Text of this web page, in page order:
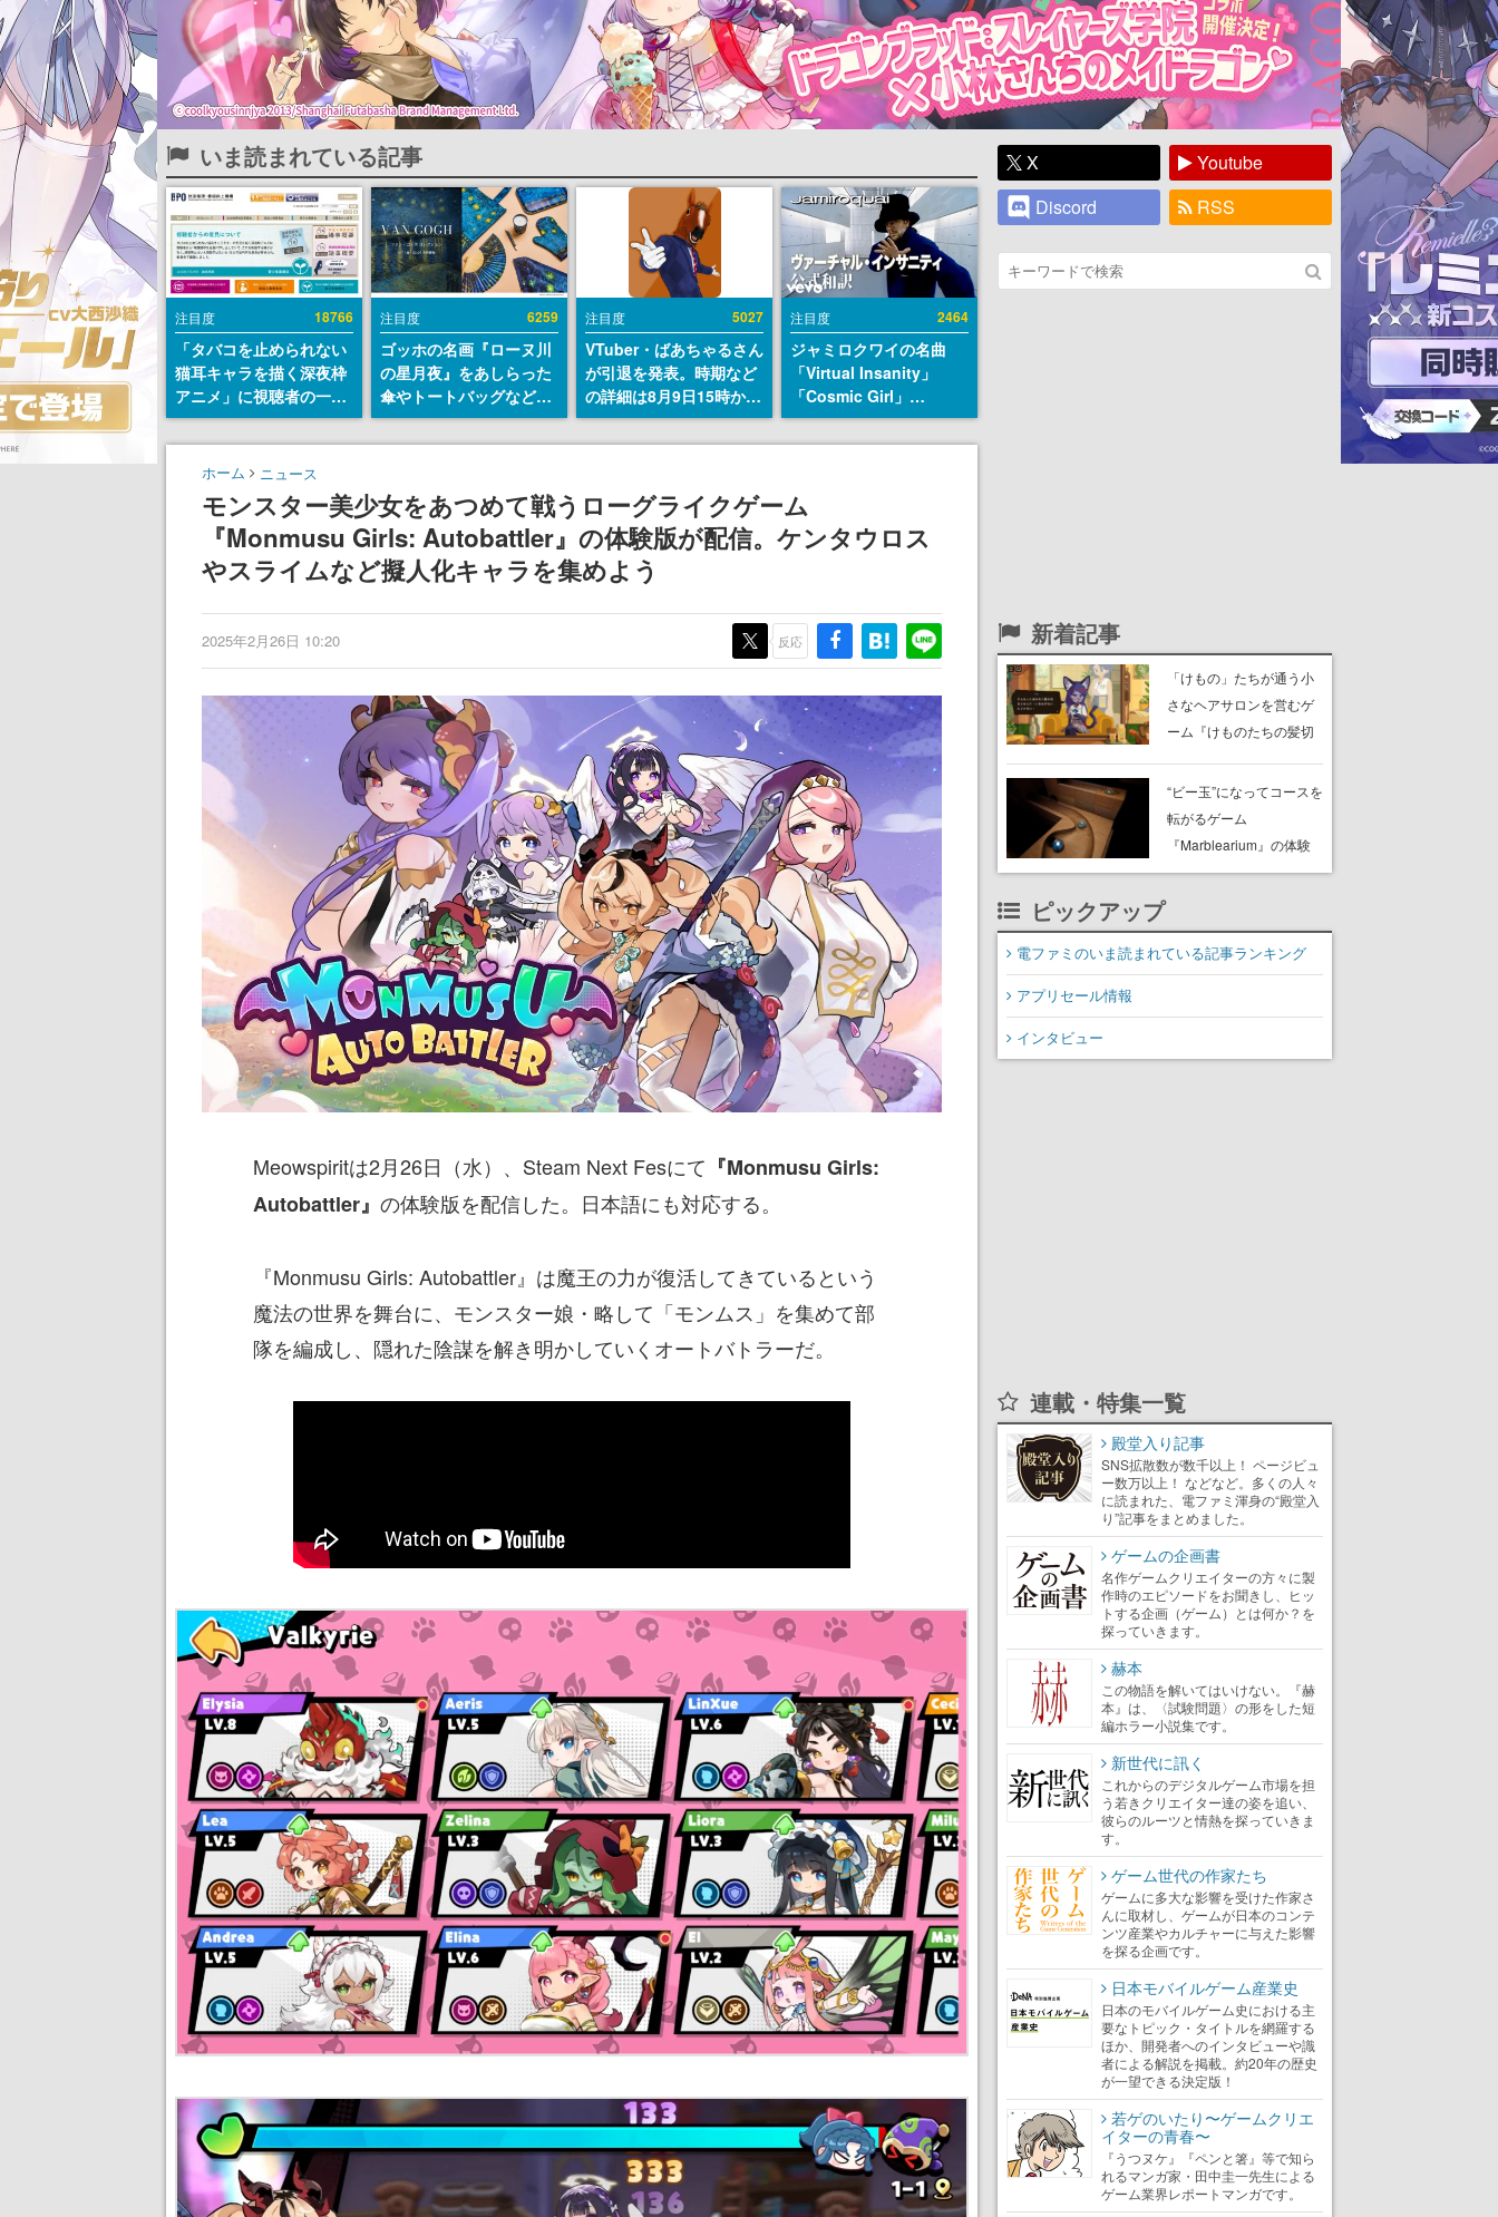
いま読まれている記事
注目度 18766
「タバコを止められない
猫耳キャラを描く深夜枠
アニメ」に視聴者の一部
から批判意見。違法薬物
の使用と思しき描写も含
めて、BPOが議論を交わ
注目度 6259
ゴッホの名画『ローヌ川
の星月夜』をあしらった
傘やトートバッグなどが
登場。8月7日21時より2
日間限定で予約販売
注目度 5027
VTuber・ばあちゃるさん
が引退を発表。時期など
の詳細は8月9日15時から
の配信で説明
注目度 2464
ジャミロクワイの名曲
「Virtual Insanity」
「Cosmic Girl」
「Canned Heat」公式日
本語字幕付きMVがいき
りとなる日本公演を記念
して
ホーム ニュース
モンスター美少女をあつめて戦うローグライクゲーム
『Monmusu Girls: Autobattler』の体験版が配信。ケンタウロス
やスライムなど擬人化キャラを集めよう
2025年2月26日 10:20 反応
Meowspiritは2月26日（水）、Steam Next Fesにて 『Monmusu Girls:
Autobattler』 の体験版を配信した。日本語にも対応する。
『Monmusu Girls: Autobattler』は魔王の力が復活してきているという
魔法の世界を舞台に、モンスター娘・略して「モンムス」を集めて部
隊を編成し、隠れた陰謀を解き明かしていくオートバトラーだ。
X
Youtube
Discord
RSS
新着記事
「けもの」たちが通う小
さなヘアサロンを営むゲ
ーム『けものたちの髪切
始。悩みを持ったお客様
と会話を交わし“本当に望
んでる髪型”を見つけ出す
“ビー玉”になってコースを
転がるゲーム
『Marblearium』の体験
版がSteamで本日8月7日
ピックアップ
電ファミのいま読まれている記事ランキング
アプリセール情報
インタビュー
連載・特集一覧
殿堂入り記事
SNS拡散数が数千以上！ ページビュ
ー数万以上！ などなど。多くの人々
に読まれた、電ファミ渾身の“殿堂入
り”記事をまとめました。
ゲームの企画書
名作ゲームクリエイターの方々に製
作時のエピソードをお聞きし、ヒッ
トする企画（ゲーム）とは何か？を
探っていきます。
赫本
この物語を解いてはいけない。『赫
本』は、〈試験問題〉の形をした短
編ホラー小説集です。
新世代に訊く
これからのデジタルゲーム市場を担
う若きクリエイター達の姿を追い、
彼らのルーツと情熱を探っていきま
す。
ゲーム世代の作家たち
ゲームに多大な影響を受けた作家さ
んに取材し、ゲームが日本のコンテ
ンツ産業やカルチャーに与えた影響
を探る企画です。
日本モバイルゲーム産業史
日本のモバイルゲーム史における主
要なトピック・タイトルを網羅する
ほか、開発者へのインタビューや識
者による解説を掲載。約20年の歴史
が一望できる決定版！
若ゲのいたり〜ゲームクリエ
イターの青春〜
『うつヌケ』『ペンと箸』等で知ら
れるマンガ家・田中圭一先生による
ゲーム業界レポートマンガです。